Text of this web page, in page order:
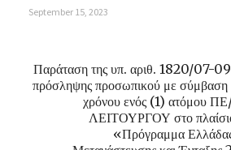
September 15, 2023
Παράταση της υπ. αριθ. 1820/07-
πρόσληψης προσωπικού με σύμβαση
χρόνου ενός (1) ατόμου
ΛΕΙΤΟΥΡΓΟΥ στο
«Πρόγραμμα